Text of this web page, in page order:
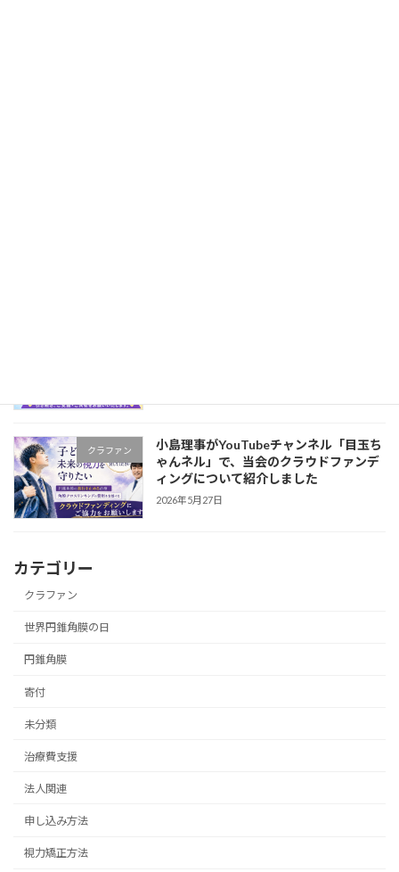
クラファン
小島理事がYouTubeチャンネル「目玉ち
ゃんネル」で、当会のクラウドファンデ
ィングについて紹介しました
2026年5月27日
カテゴリー
クラファン
世界円錐角膜の日
円錐角膜
寄付
未分類
治療費支援
法人関連
申し込み方法
視力矯正方法